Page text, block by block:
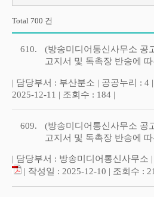
Total 700 건
610.
(방송미디어통신사무소 공
고지서 및 독촉장 반송에
| 담당부서 : 부산분소 | 공공누리 : 4
2025-12-11 | 조회수 : 184 |
609.
(방송미디어통신사무소 공
고지서 및 독촉장 반송에
| 담당부서 : 방송미디어통신사무소
| 작성일 : 2025-12-10 | 조회수 :